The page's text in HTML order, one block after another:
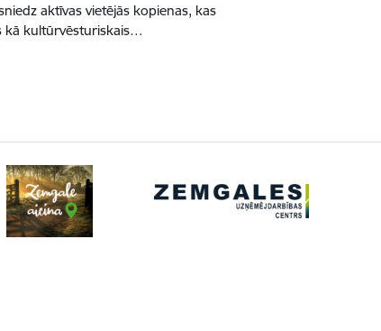
aktīvas vietējās kopienas, kas
kā kultūrvēsturiskais…